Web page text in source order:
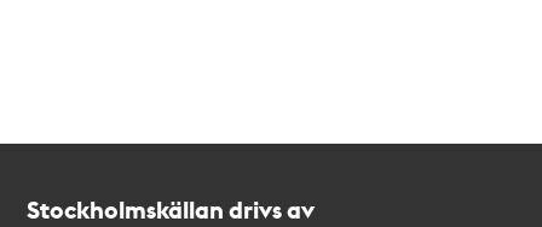
Stockholmskällan drivs av